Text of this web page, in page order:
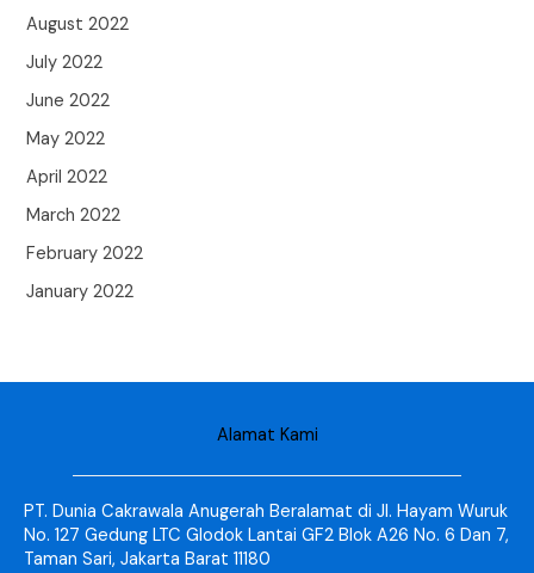
August 2022
July 2022
June 2022
May 2022
April 2022
March 2022
February 2022
January 2022
Alamat Kami
PT. Dunia Cakrawala Anugerah Beralamat di Jl. Hayam Wuruk
No. 127 Gedung LTC Glodok Lantai GF2 Blok A26 No. 6 Dan 7,
Taman Sari, Jakarta Barat 11180